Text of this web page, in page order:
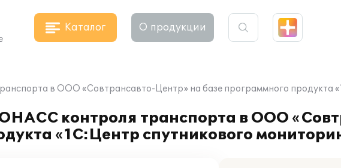
Каталог О продукции
в ООО «Совтрансавто-Центр» на базе программного продукта
контроля транспорта в ООО
«1С:Центр спутникового